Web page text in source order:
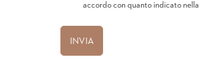
accordo con quanto indicato nella